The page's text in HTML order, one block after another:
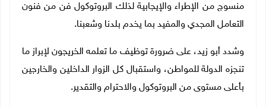
منسوج من الإطراء والإيجابية لذلك البروتوكول فن من فنون
التعامل المجدي والمفيد بما يخدم بلدنا وشعبنا.
وشدد أبو زيد، على ضرورة توظيف ما تعلمه الخريجون لإبراز ما
تنجزه الدولة للمواطن، واستقبال كل الزوار الداخلين والخارجين
بأعلى مستوى من البروتوكول والاحترام والتقدير.